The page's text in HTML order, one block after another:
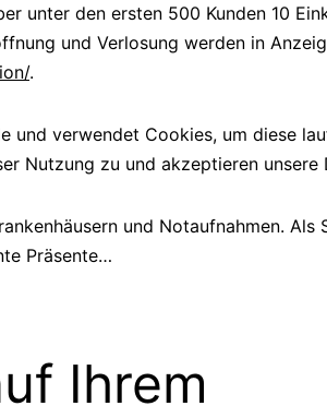
unter den ersten 500 Kunden 10
und Verlosung werden in
.
und verwendet Cookies, um diese
Nutzung zu und akzeptieren
und Notaufnahmen. Als
Präsente…
Ihrem